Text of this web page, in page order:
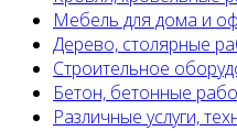
Мебель для дома и
Дерево, столярные
Строительное
Бетон, бетонные
Различные услуги,